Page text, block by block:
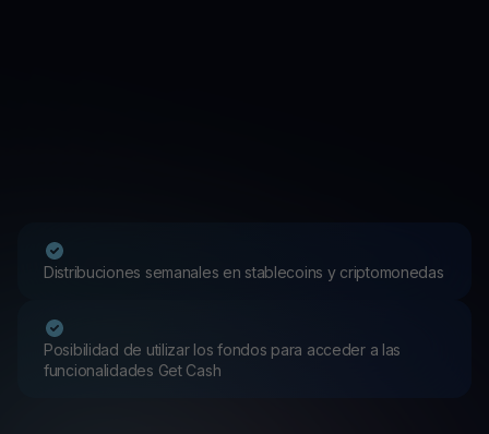
Distribuciones semanales en stablecoins y criptomonedas
Posibilidad de utilizar los fondos para acceder a las
funcionalidades Get Cash